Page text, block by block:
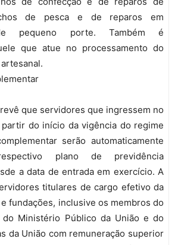
de pesca e de reparos em
pequeno porte. Também é
que atue no processamento do
que servidores que ingressem no
do início da vigência do regime
serão automaticamente
plano de previdência
a data de entrada em exercício. A
titulares de cargo efetivo da
fundações, inclusive os membros do
do Ministério Público da União e do
da União com remuneração superior